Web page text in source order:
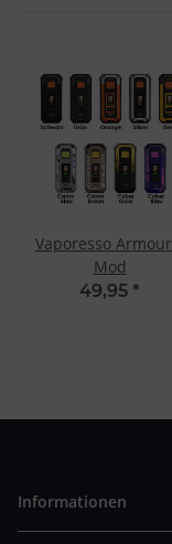
Vaporesso
Mod
49,95 *
Informationen